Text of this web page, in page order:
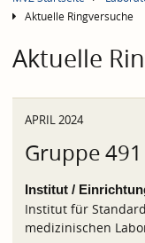
Aktuelle Ringversuche
Aktuelle
APRIL 2024
Gruppe 491
Institut /
Institut für
medizinischen